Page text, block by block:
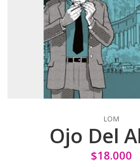
LOM
Ojo Del
$18.000